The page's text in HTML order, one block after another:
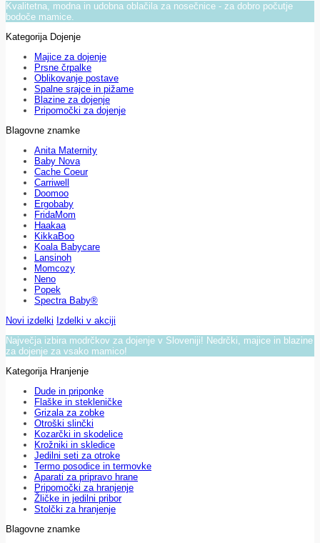
Kvalitetna, modna in udobna oblačila za nosečnice - za dobro počutje
bodoče mamice.
Kategorija Dojenje
Majice za dojenje
Prsne črpalke
Oblikovanje postave
Spalne srajce in pižame
Blazine za dojenje
Pripomočki za dojenje
Blagovne znamke
Anita Maternity
Baby Nova
Cache Coeur
Carriwell
Doomoo
Ergobaby
FridaMom
Haakaa
KikkaBoo
Koala Babycare
Lansinoh
Momcozy
Neno
Popek
Spectra Baby®
Novi izdelki Izdelki v akciji
Največja izbira modrčkov za dojenje v Sloveniji! Nedrčki, majice in blazine
za dojenje za vsako mamico!
Kategorija Hranjenje
Dude in priponke
Flaške in stekleničke
Grizala za zobke
Otroški slinčki
Kozarčki in skodelice
Krožniki in skledice
Jedilni seti za otroke
Termo posodice in termovke
Aparati za pripravo hrane
Pripomočki za hranjenje
Žličke in jedilni pribor
Stolčki za hranjenje
Blagovne znamke